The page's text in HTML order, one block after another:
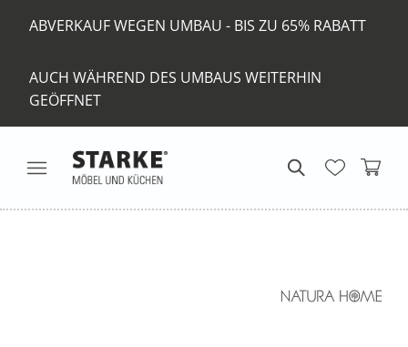
ABVERKAUF WEGEN UMBAU - BIS ZU 65% RABATT
AUCH WÄHREND DES UMBAUS WEITERHIN
GEÖFFNET